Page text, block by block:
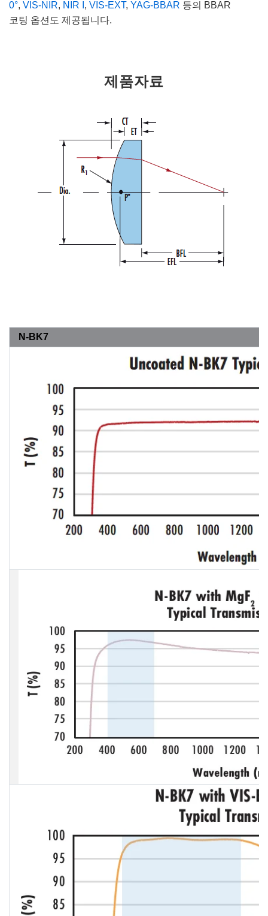
0°, VIS-NIR, NIR I , VIS-EXT, YAG-BBAR 등의 BBAR
코팅 옵션도 제공됩니다.
제품자료
N-BK7